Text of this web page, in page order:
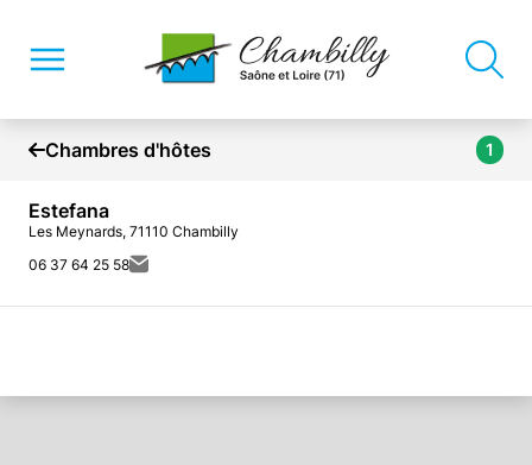
Chambres d'hôtes 1
Estefana
Les Meynards, 71110 Chambilly
06 37 64 25 58